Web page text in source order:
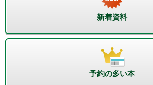
新着資料
予約の多い本